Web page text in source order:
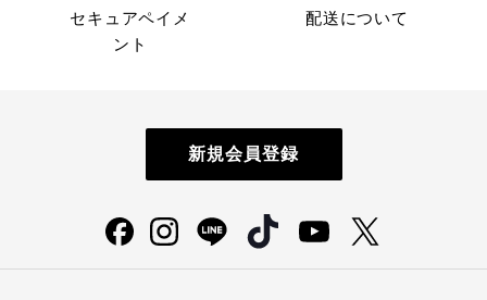
セキュアペイメ
ント
配送について
新規会員登録